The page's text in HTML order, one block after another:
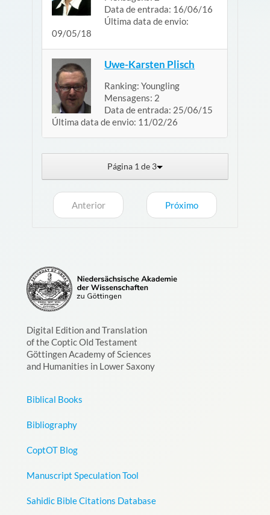
Data de entrada: 16/06/16
Última data de envio:
09/05/18
Uwe-Karsten Plisch
Ranking: Youngling
Mensagens: 2
Data de entrada: 25/06/15
Última data de envio: 11/02/26
Página 1 de 3
Anterior Próximo
Digital Edition and Translation
of the Coptic Old Testament
Göttingen Academy of Sciences
and Humanities in Lower Saxony
Biblical Books
Bibliography
CoptOT Blog
Manuscript Speculation Tool
Sahidic Bible Citations Database